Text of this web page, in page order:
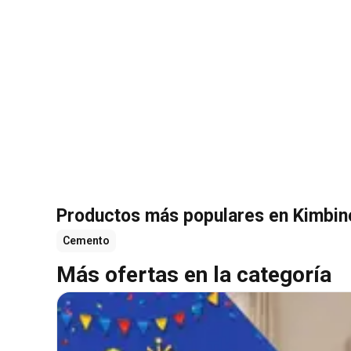
Productos más populares en
Cemento
Más ofertas en la categoría